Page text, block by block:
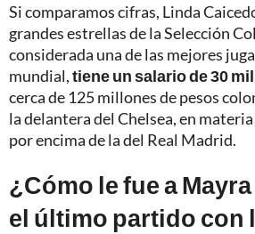
Si comparamos cifras, Linda
grandes estrellas de la Selección
considerada una de las mejores
mundial,tiene un salario de 30
cerca de 125 millones de pesos
la delantera del Chelsea, en
por encima de la del Real Madrid.
¿Cómo le fue a
el último partido con